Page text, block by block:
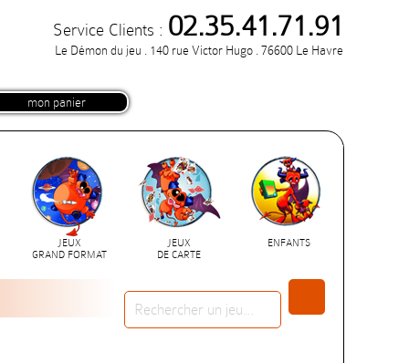
Service Clients : 02.35.41.71.91
Le Démon du jeu . 140 rue Victor Hugo . 76600 Le Havre
mon panier
JEUX
GRAND FORMAT
JEUX
DE CARTE
ENFANTS